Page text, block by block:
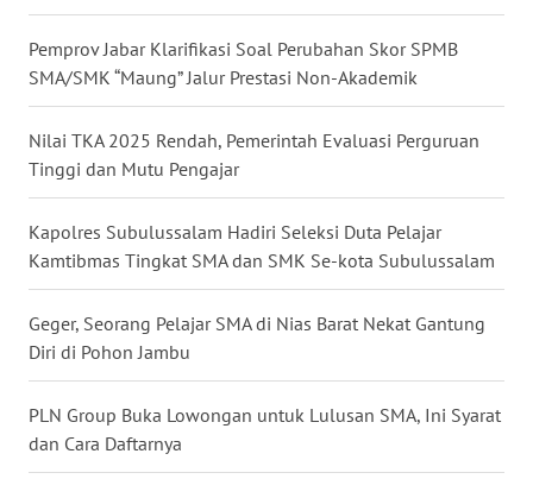
Pemprov Jabar Klarifikasi Soal Perubahan Skor SPMB
SMA/SMK “Maung” Jalur Prestasi Non-Akademik
Nilai TKA 2025 Rendah, Pemerintah Evaluasi Perguruan
Tinggi dan Mutu Pengajar
Kapolres Subulussalam Hadiri Seleksi Duta Pelajar
Kamtibmas Tingkat SMA dan SMK Se-kota Subulussalam
Geger, Seorang Pelajar SMA di Nias Barat Nekat Gantung
Diri di Pohon Jambu
PLN Group Buka Lowongan untuk Lulusan SMA, Ini Syarat
dan Cara Daftarnya
Wahana
Media
Group
NEWS
WAHANA
TANI
WAHANA
ADVOKAT
WAHANA
INFRASTRUKTUR
WAHANA